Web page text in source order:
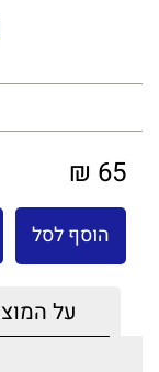
65 ₪
הוסף לסל
על